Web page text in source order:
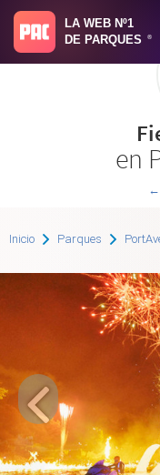
LA WEB Nº1
DE PARQUES
®
en
←
Inicio Parques